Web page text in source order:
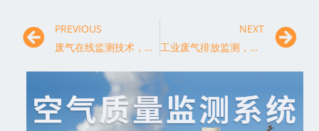
PREVIOUS
废气在线监测技术，推动环境保护进程
NEXT
工业废气排放监测，提升环保标准